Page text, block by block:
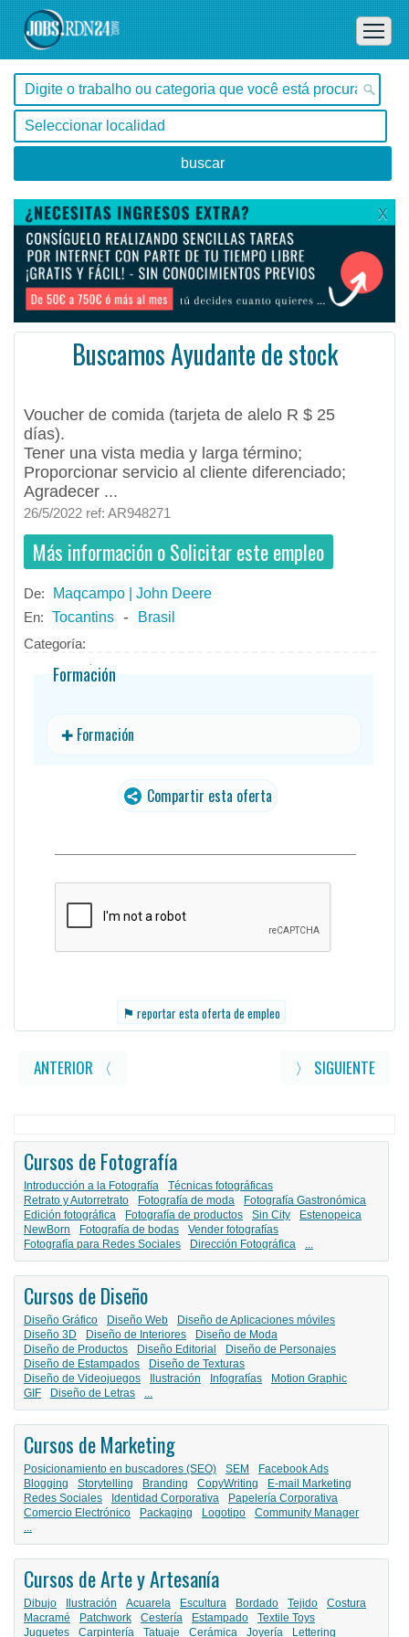
X
Buscamos Ayudante de stock
Voucher de comida (tarjeta de alelo R $ 25
días).
Tener una vista media y larga término;
Proporcionar servicio al cliente diferenciado;
Agradecer ...
26/5/2022 ref: AR948271
Más información o Solicitar este empleo
De: Maqcampo | John Deere
En: Tocantins -
Brasil
Categoría:
Formación
✚ Formación
Compartir esta oferta
⚑ reportar esta oferta de empleo
ANTERIOR 〈 〉 SIGUIENTE
Cursos de Fotografía
Introducción a la Fotografía
Técnicas fotográficas
Retrato y Autorretrato
Fotografía de moda
Fotografía Gastronómica
Edición fotográfica
Fotografía de productos Sin City
Estenopeica
NewBorn
Fotografía de bodas
Vender fotografías
Fotografía para Redes Sociales
Dirección Fotográfica ...
Cursos de Diseño
Diseño Gráfico Diseño Web
Diseño de Aplicaciones móviles
Diseño 3D
Diseño de Interiores
Diseño de Moda
Diseño de Productos
Diseño Editorial
Diseño de Personajes
Diseño de Estampados
Diseño de Texturas
Diseño de Videojuegos
Ilustración Infografías
Motion Graphic
GIF
Diseño de Letras ...
Cursos de Marketing
Posicionamiento en buscadores (SEO) SEM
Facebook Ads
Blogging
Storytelling Branding CopyWriting
E-mail Marketing
Redes Sociales
Identidad Corporativa
Papelería Corporativa
Comercio Electrónico
Packaging Logotipo
Community Manager
...
Cursos de Arte y Artesanía
Dibujo Ilustración Acuarela Escultura Bordado Tejido
Costura
Macramé
Patchwork Cestería Estampado
Textile Toys
Juguetes
Carpintería Tatuaje Cerámica Joyería Lettering